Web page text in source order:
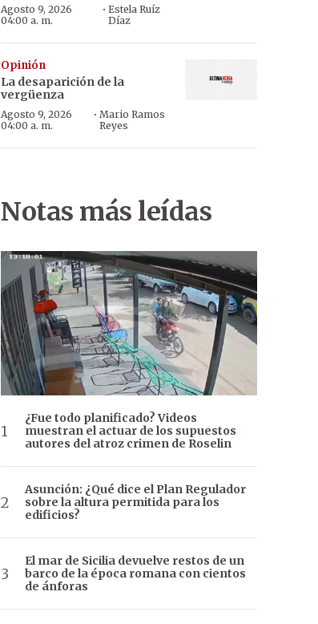
Agosto 9, 2026
04:00 a. m.
·Estela Ruíz
Díaz
Opinión
La desaparición de la
vergüenza
Agosto 9, 2026
04:00 a. m.
· Mario Ramos
Reyes
Notas más leídas
¿Fue todo planificado? Videos
muestran el actuar de los supuestos
autores del atroz crimen de Roselin
Asunción: ¿Qué dice el Plan Regulador
sobre la altura permitida para los
edificios?
El mar de Sicilia devuelve restos de un
barco de la época romana con cientos
de ánforas